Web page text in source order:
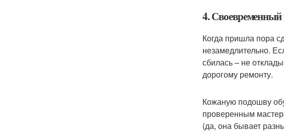
4.
Когда пришла пора
незамедлительно.
сбилась – не
дорогому ремонту.
Кожаную подошву
проверенным
(да, она бывает